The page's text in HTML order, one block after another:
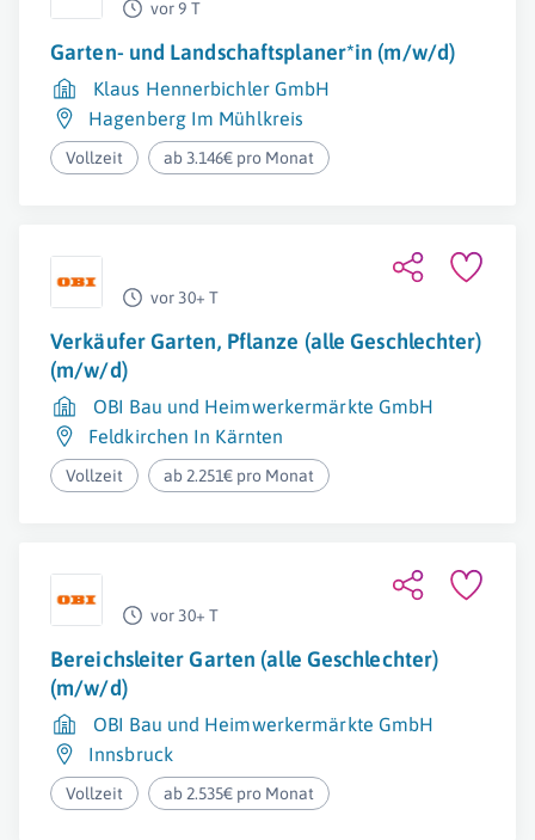
vor 9 T
Garten- und Landschaftsplaner*in (m/w/d)
Klaus Hennerbichler GmbH
Hagenberg Im Mühlkreis
Vollzeit ab 3.146€ pro Monat
vor 30+ T
Verkäufer Garten, Pflanze (alle Geschlechter)
(m/w/d)
OBI Bau und Heimwerkermärkte GmbH
Feldkirchen In Kärnten
Vollzeit ab 2.251€ pro Monat
vor 30+ T
Bereichsleiter Garten (alle Geschlechter)
(m/w/d)
OBI Bau und Heimwerkermärkte GmbH
Innsbruck
Vollzeit ab 2.535€ pro Monat